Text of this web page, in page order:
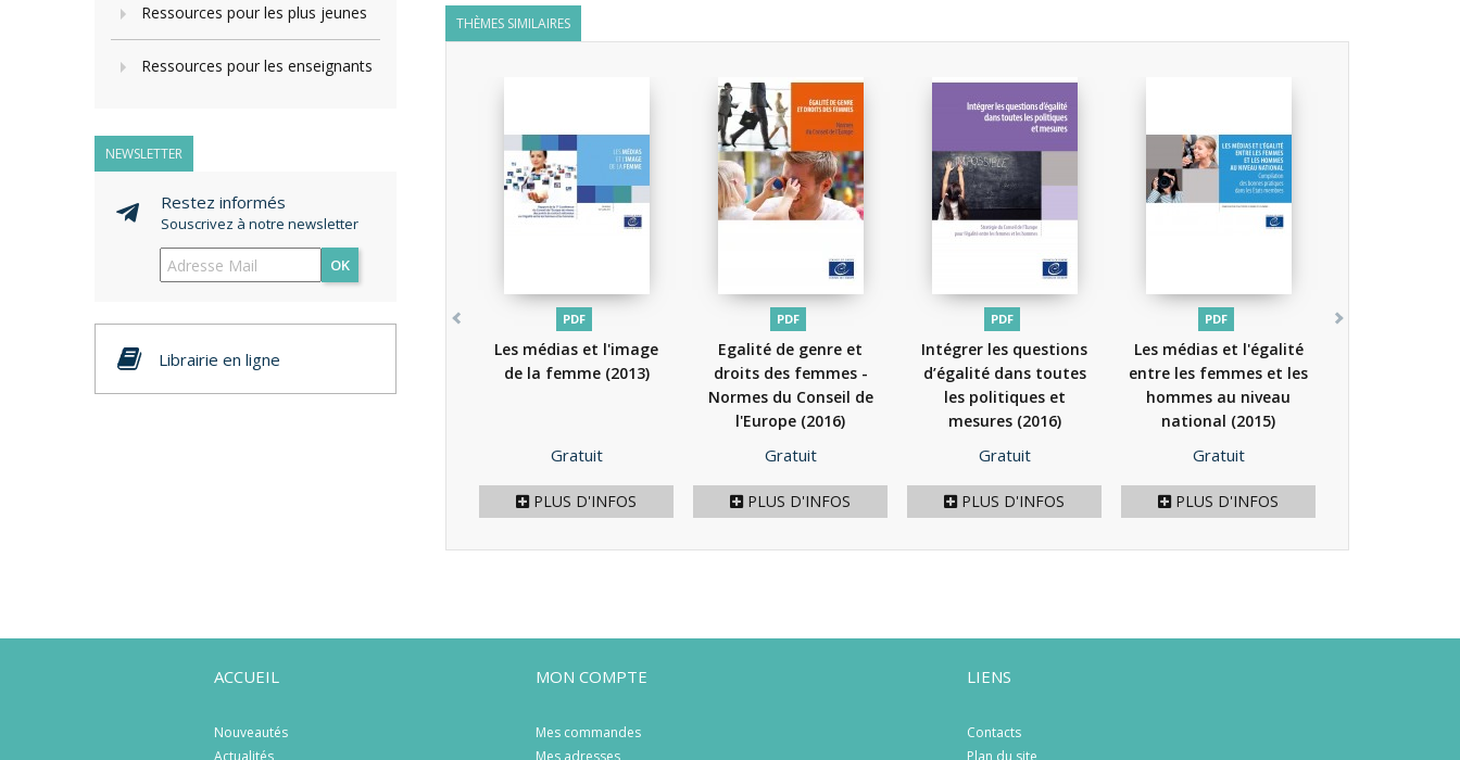
Ressources pour les plus jeunes
Ressources pour les enseignants
NEWSLETTER
Restez informés
Souscrivez à notre newsletter
OK
Librairie en ligne
THÈMES SIMILAIRES
PDF
Les médias et l'image
de la femme (2013)
Prix
Gratuit
PLUS D'INFOS
PDF
Egalité de genre et
droits des femmes -
Normes du Conseil de
l'Europe (2016)
Prix
Gratuit
PLUS D'INFOS
PDF
Intégrer les questions
d’égalité dans toutes
les politiques et
mesures (2016)
Prix
Gratuit
PLUS D'INFOS
PDF
Les médias et l'égalité
entre les femmes et les
hommes au niveau
national (2015)
Prix
Gratuit
PLUS D'INFOS
ACCUEIL
Nouveautés
Actualités
MON COMPTE
Mes commandes
Mes adresses
LIENS
Contacts
Plan du site